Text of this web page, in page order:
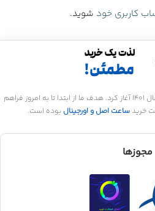
کاربری خود شوید.
مجموعه ساعت جَم فعالیت خود را از سال 1401 آغاز کرد. هدف ما از ابتدا تا به امروز فراهم
خرید ساعت اصل و اورجینال بوده است.
مجوزها